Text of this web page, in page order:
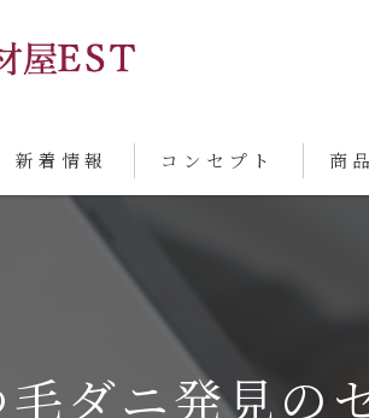
新着情報 コンセプト 商
毛ダニ発見の